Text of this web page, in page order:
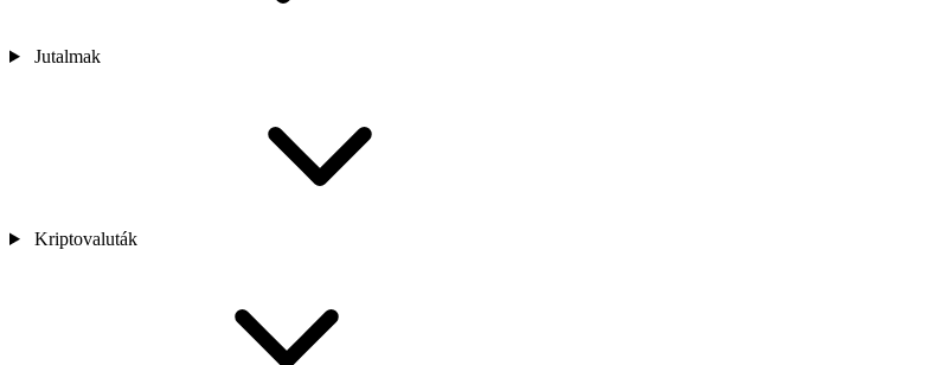
Jutalmak
Kriptovaluták